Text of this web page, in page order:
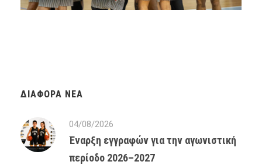
ΔΙΆΦΟΡΑ ΝΈΑ
04/08/2026
Έναρξη εγγραφών για την αγωνιστική
περίοδο 2026–2027